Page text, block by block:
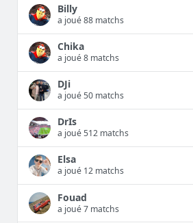
Billy
a joué 88 matchs
Chika
a joué 8 matchs
DJi
a joué 50 matchs
DrIs
a joué 512 matchs
Elsa
a joué 12 matchs
Fouad
a joué 7 matchs